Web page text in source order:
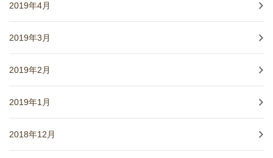
2019年4月
2019年3月
2019年2月
2019年1月
2018年12月